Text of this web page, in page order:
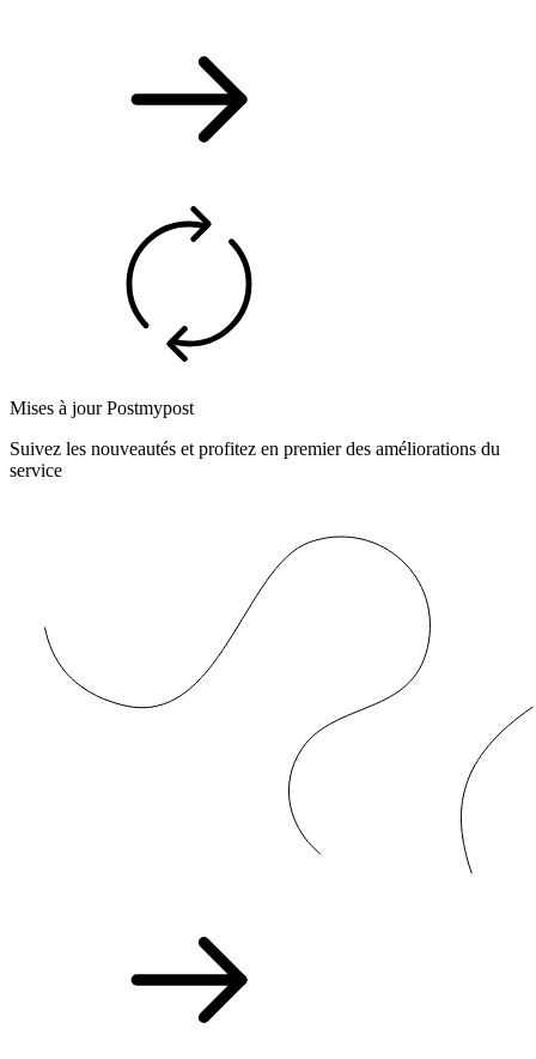
Mises à jour Postmypost
Suivez les nouveautés et profitez en premier des améliorations du
service